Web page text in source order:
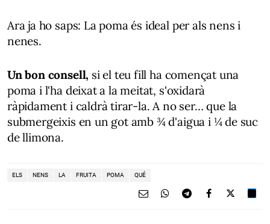
Ara ja ho saps: La poma és ideal per als nens i
nenes.
Un bon consell, si el teu fill ha començat una
poma i l'ha deixat a la meitat, s'oxidarà
ràpidament i caldrà tirar-la. A no ser… que la
submergeixis en un got amb ¾ d'aigua i ¼ de suc
de llimona.
ELS NENS LA FRUITA POMA QUÉ